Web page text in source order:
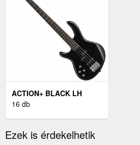
ACTION+ BLACK LH
16 db
Ezek is érdekelhetik